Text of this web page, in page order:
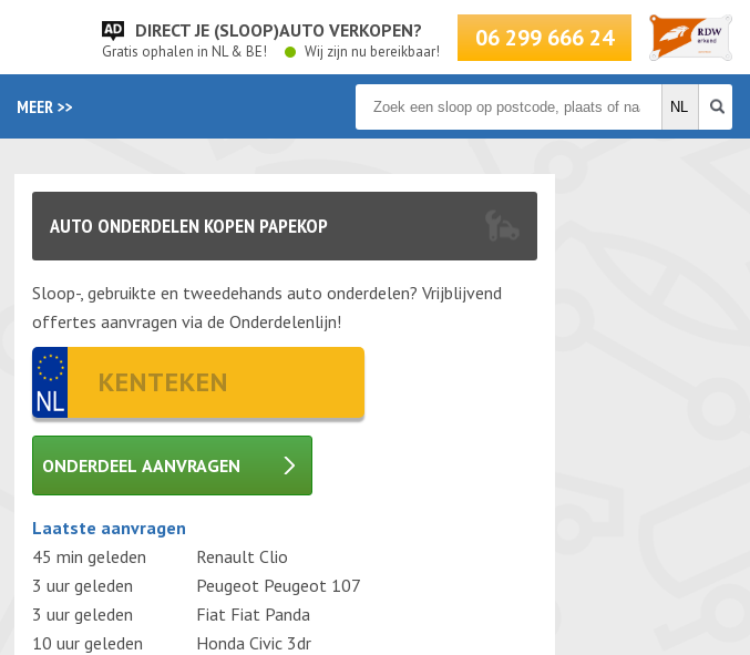
DIRECT JE (SLOOP)AUTO VERKOPEN?
Gratis ophalen in NL & BE! Wij zijn nu bereikbaar! 06 299 666 24
MEER >>
AUTO ONDERDELEN KOPEN PAPEKOP
Sloop-, gebruikte en tweedehands auto onderdelen? Vrijblijvend
offertes aanvragen via de Onderdelenlijn!
ONDERDEEL AANVRAGEN
Gelieve dit veld leeg te laten.
Laatste aanvragen
45 min geleden
Renault Clio
3 uur geleden
Peugeot Peugeot 107
3 uur geleden
Fiat Fiat Panda
10 uur geleden
Honda Civic 3dr